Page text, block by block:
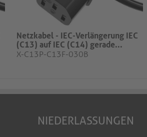
Netzkabel - IEC-Verlängerung IEC
(C13) auf IEC (C14) gerade...
X-C13P-C13F-030B
NIEDERLASSUNGEN